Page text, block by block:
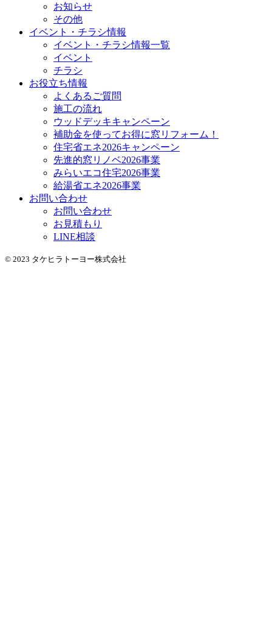
お知らせ
その他
イベント・チラシ情報
イベント・チラシ情報一覧
イベント
チラシ
お役立ち情報
よくあるご質問
施工の流れ
ウッドデッキキャンペーン
補助金を使ってお得に窓リフォーム！
住宅省エネ2026キャンペーン
先進的窓リノベ2026事業
みらいエコ住宅2026事業
給湯省エネ2026事業
お問い合わせ
お問い合わせ
お見積もり
LINE相談
© 2023 タケヒラトーヨー株式会社